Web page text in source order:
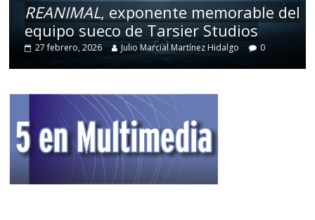
REANIMAL, exponente memorable del
equipo sueco de Tarsier Studios
27 febrero, 2026 Julio Marcial Martínez Hidalgo 0